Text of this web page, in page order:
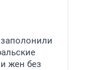
жен без